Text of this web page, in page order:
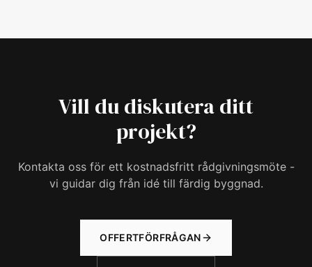
Vill du diskutera ditt
projekt?
Kontakta oss för ett kostnadsfritt rådgivningsmöte -
vi guidar dig från idé till färdig byggnad.
OFFERTFÖRFRÅGAN